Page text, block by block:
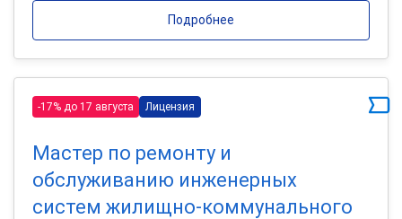
Подробнее
-17% до 17 августа Лицензия
Мастер по ремонту и
обслуживанию инженерных
систем жилищно-коммунального